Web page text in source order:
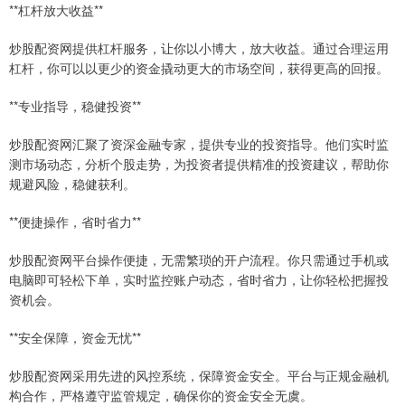
**杠杆放大收益**
炒股配资网提供杠杆服务，让你以小博大，放大收益。通过合理运用
杠杆，你可以以更少的资金撬动更大的市场空间，获得更高的回报。
**专业指导，稳健投资**
炒股配资网汇聚了资深金融专家，提供专业的投资指导。他们实时监
测市场动态，分析个股走势，为投资者提供精准的投资建议，帮助你
规避风险，稳健获利。
**便捷操作，省时省力**
炒股配资网平台操作便捷，无需繁琐的开户流程。你只需通过手机或
电脑即可轻松下单，实时监控账户动态，省时省力，让你轻松把握投
资机会。
**安全保障，资金无忧**
炒股配资网采用先进的风控系统，保障资金安全。平台与正规金融机
构合作，严格遵守监管规定，确保你的资金安全无虞。